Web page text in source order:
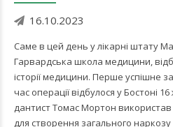
16.10.2023
Саме в цей день у лікарні штату
Гарвардська школа медицини,
історії медицини. Перше успішне
час операції відбулося у Бостоні
дантист Томас Мортон використав
для створення загального